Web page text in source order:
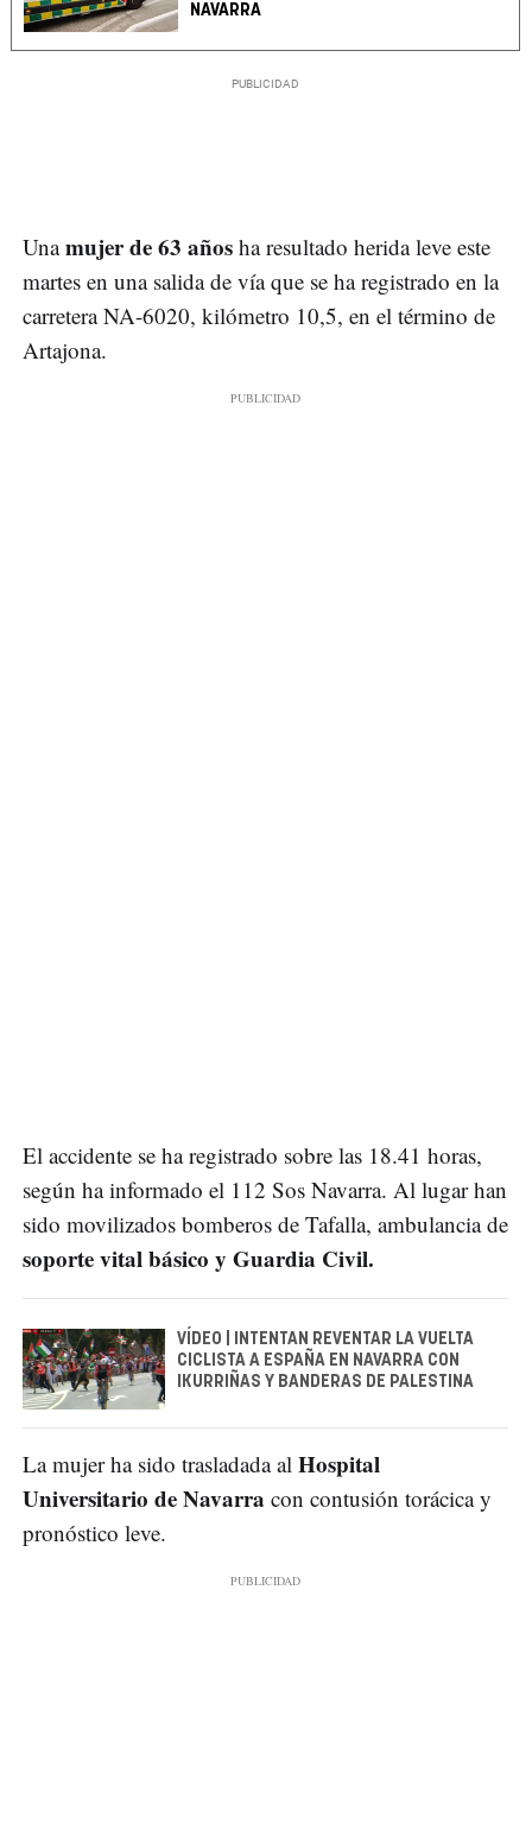
NAVARRA
Unamujer de 63 años ha resultado herida leve este
martes en una salida de vía que se ha registrado en la
carretera NA-6020, kilómetro 10,5, en el término de
Artajona.
El accidente se ha registrado sobre las 18.41 horas,
según ha informado el 112 Sos Navarra. Al lugar han
sido movilizados bomberos de Tafalla, ambulancia de
soporte vital básico y Guardia Civil.
VÍDEO | INTENTAN REVENTAR LA VUELTA
CICLISTA A ESPAÑA EN NAVARRA CON
IKURRIÑAS Y BANDERAS DE PALESTINA
La mujer ha sido trasladada al Hospital
Universitario de Navarra con contusión torácica y
pronóstico leve.